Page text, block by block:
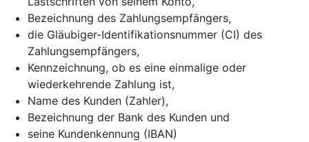
Bezeichnung des Zahlungsempfängers,
die Gläubiger-Identifikationsnummer (CI) des
Zahlungsempfängers,
Kennzeichnung, ob es eine einmalige oder
wiederkehrende Zahlung ist,
Name des Kunden (Zahler),
Bezeichnung der Bank des Kunden und
seine Kundenkennung (IBAN)